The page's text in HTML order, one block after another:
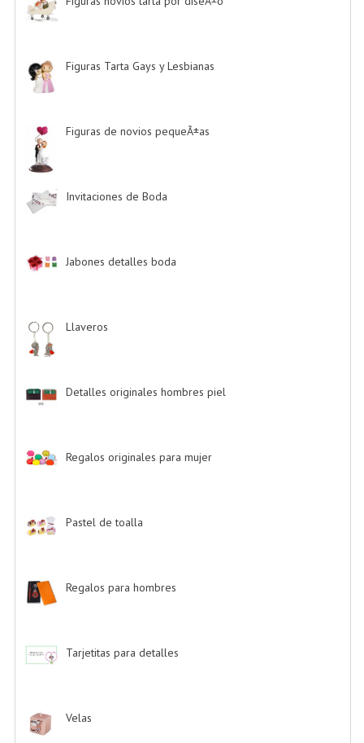
Figuras Tarta Gays y Lesbianas
Figuras de novios pequeÃ±as
Invitaciones de Boda
Jabones detalles boda
Llaveros
Detalles originales hombres piel
Regalos originales para mujer
Pastel de toalla
Regalos para hombres
Tarjetitas para detalles
Velas